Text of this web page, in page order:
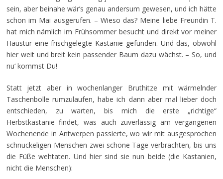
sein, aber beinahe wär’s genau andersum gewesen, und ich hätte
schon im Mai ausgerufen. – Wieso das? Meine liebe Freundin T.
hat mich nämlich im Frühsommer besucht und direkt vor meiner
Haustür eine frischgelegte Kastanie gefunden. Und das, obwohl
hier weit und breit kein passender Baum dazu wächst. – So, und
nu‘ kommst Du!
Statt jetzt aber in wochenlanger Bruthitze mit wärmelnder
Taschenbolle rumzulaufen, habe ich dann aber mal lieber doch
entschieden, zu warten, bis mich die erste „richtige“
Herbstkastanie findet, was auch zuverlässig am vergangenen
Wochenende in Antwerpen passierte, wo wir mit ausgesprochen
schnuckeligen Menschen zwei schöne Tage verbrachten, bis uns
die Füße wehtaten. Und hier sind sie nun beide (die Kastanien,
nicht die Menschen):